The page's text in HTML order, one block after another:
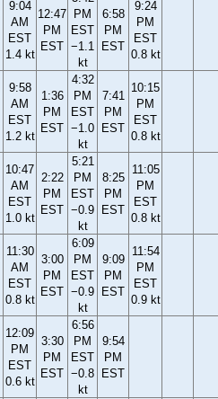
9:04
AM
EST
1.4 kt
12:47
PM
EST
PM
EST
−1.1
kt
6:58
PM
EST
9:24
PM
EST
0.8 kt
9:58
AM
EST
1.2 kt
1:36
PM
EST
4:32
PM
EST
−1.0
kt
7:41
PM
EST
10:15
PM
EST
0.8 kt
10:47
AM
EST
1.0 kt
2:22
PM
EST
5:21
PM
EST
−0.9
kt
8:25
PM
EST
11:05
PM
EST
0.8 kt
11:30
AM
EST
0.8 kt
3:00
PM
EST
6:09
PM
EST
−0.9
kt
9:09
PM
EST
11:54
PM
EST
0.9 kt
12:09
PM
EST
0.6 kt
3:30
PM
EST
6:56
PM
EST
−0.8
kt
9:54
PM
EST